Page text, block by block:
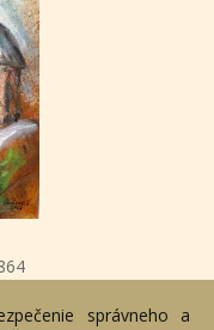
správneho a